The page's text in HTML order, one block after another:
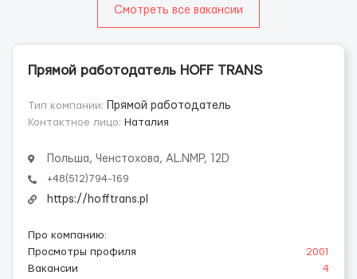
Смотреть все вакансии
Прямой работодатель HOFF TRANS
Тип компании:
Прямой работодатель
Контактное лицо: Наталия
Польша, Ченстохова, AL.NMP, 12D
+48(512)794-169
https://hofftrans.pl
Про компанию:
Просмотры профиля
2001
Вакансии
4